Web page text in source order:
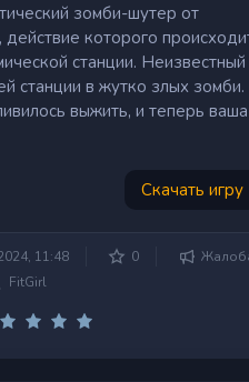
зомби-шутер от
которого
станции. Неизвестный
станции в жутко злых
выжить, и теперь ваша
Скачать игру
11:48 0
FitGirl